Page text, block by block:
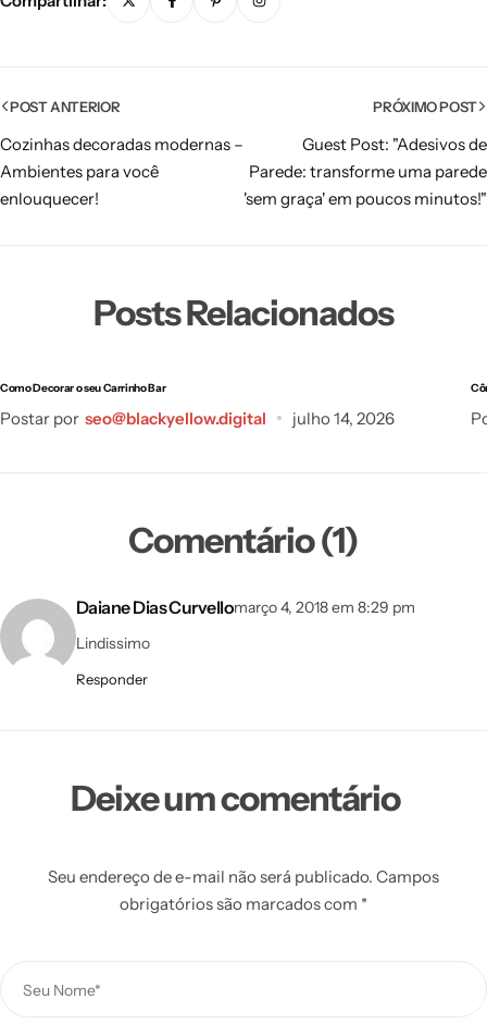
POST ANTERIOR
Cozinhas decoradas modernas –
Ambientes para você
enlouquecer!
PRÓXIMO POST
Guest Post: "Adesivos de
Parede: transforme uma parede
'sem graça' em poucos minutos!"
Posts Relacionados
Como Decorar o seu Carrinho Bar
Postar por seo@blackyellow.digital julho 14, 2026
Comentário (1)
Daiane Dias Curvellomarço 4, 2018 em 8:29 pm
Lindissimo
Responder
Deixe um comentário
Seu endereço de e-mail não será publicado. Campos
obrigatórios são marcados com *